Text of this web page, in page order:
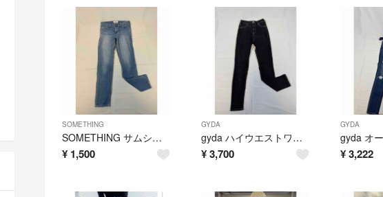
SOMETHING
SOMETHING サムシング SS36 クール スキニー 28 ストレート
¥ 1,500
GYDA
gyda ハイウエストワンウォッシュスキニーパンツ XXS
¥3,700
GYDA
¥ 3,222